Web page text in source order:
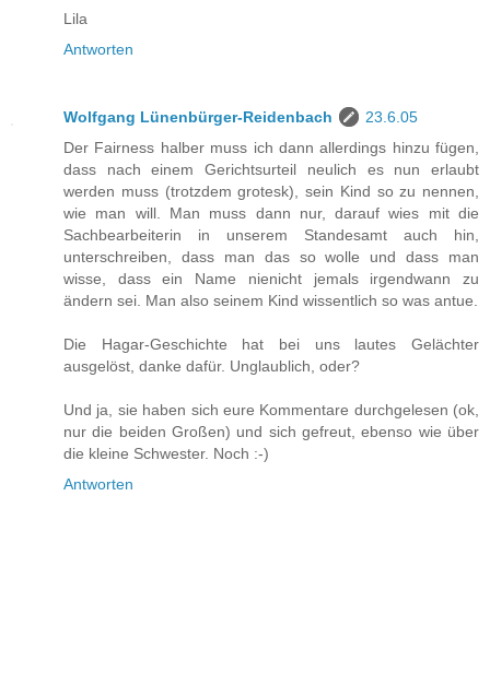
Lila
Antworten
Wolfgang Lünenbürger-Reidenbach
23.6.05
Der Fairness halber muss ich dann allerdings hinzu fügen,
dass nach einem Gerichtsurteil neulich es nun erlaubt
werden muss (trotzdem grotesk), sein Kind so zu nennen,
wie man will. Man muss dann nur, darauf wies mit die
Sachbearbeiterin in unserem Standesamt auch hin,
unterschreiben, dass man das so wolle und dass man
wisse, dass ein Name nienicht jemals irgendwann zu
ändern sei. Man also seinem Kind wissentlich so was antue.
Die Hagar-Geschichte hat bei uns lautes Gelächter
ausgelöst, danke dafür. Unglaublich, oder?
Und ja, sie haben sich eure Kommentare durchgelesen (ok,
nur die beiden Großen) und sich gefreut, ebenso wie über
die kleine Schwester. Noch :-)
Antworten